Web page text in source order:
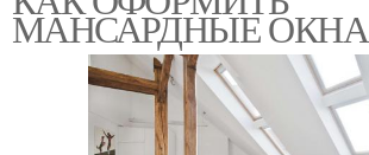
МАНСАРДНЫЕ ОКНА